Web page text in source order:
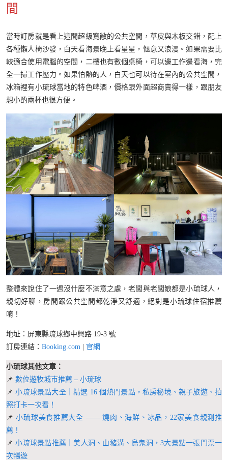
間
當時訂房就是看上這間超級寬敞的公共空間，草皮與木板交錯，配上
各種懶人椅沙發，白天看海景晚上看星星，愜意又浪漫。如果需要比
較適合使用電腦的空間，二樓也有數個桌椅，可以邊工作邊看海，完
全一掃工作壓力。如果怕熱的人，白天也可以待在室內的公共空間，
冰箱裡有小琉球當地的特色啤酒，價格跟外面超商賣得一樣，跟朋友
想小酌兩杯也很方便。
整體來說住了一週沒什麼不滿意之處，老闆與老闆娘都是小琉球人，
親切好聊，房間跟公共空間都乾淨又舒適，絕對是小琉球住宿推薦
唷！
地址：屏東縣琉球鄉中興路 19-3 號
訂房連結： Booking.com 官網
小琉球其他文章：
📌 數位遊牧城市推薦 – 小琉球
📌小琉球景點大全｜精選 16 個熱門景點，私房秘境、親子旅遊、拍
照打卡一次看！
📌小琉球美食推薦大全 —— 燒肉、海鮮、冰品，22家美食親測推
薦！
📌小琉球景點推薦｜美人洞、山豬溝、烏鬼洞，3大景點一張門票一
次暢遊